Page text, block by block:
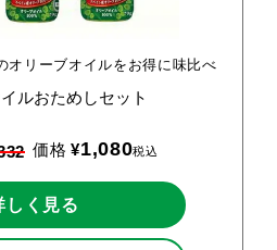
オリーブオイルをお得に味比べ
ルおためしセット
価格 ¥1,080税込
しく見る